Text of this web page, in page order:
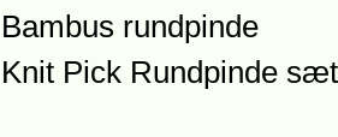
Bambus rundpinde
Knit Pick Rundpinde sæt